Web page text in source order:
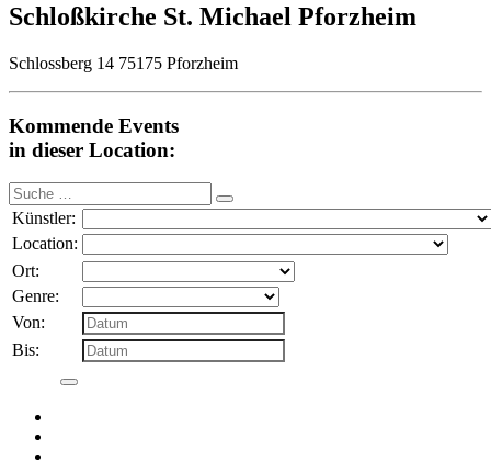
Schloßkirche St. Michael Pforzheim
Schlossberg 14 75175 Pforzheim
Kommende Events
in dieser Location:
Suche
nach:
Künstler:
Location:
Ort:
Genre:
Von:
Bis: